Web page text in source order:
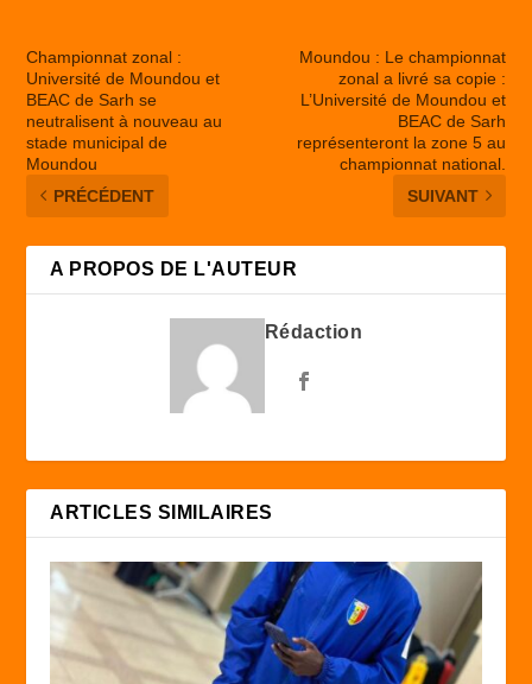
Championnat zonal :
Université de Moundou et
BEAC de Sarh se
neutralisent à nouveau au
stade municipal de
Moundou
PRÉCÉDENT
Moundou : Le championnat
zonal a livré sa copie :
L’Université de Moundou et
BEAC de Sarh
représenteront la zone 5 au
championnat national.
SUIVANT
A PROPOS DE L'AUTEUR
Rédaction
ARTICLES SIMILAIRES